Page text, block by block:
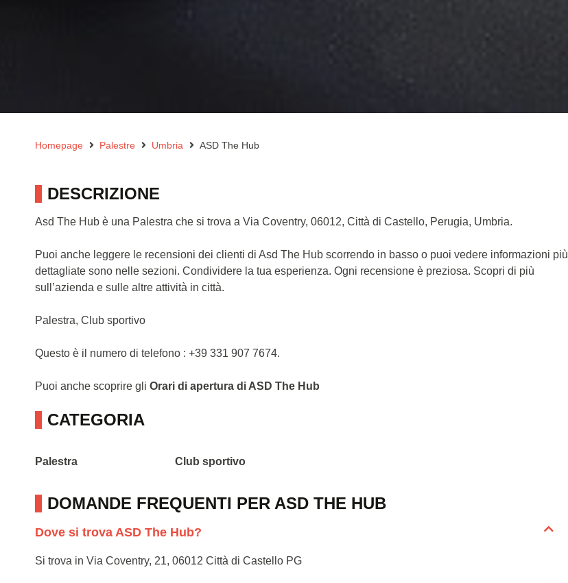
Homepage Palestre Umbria ASD The Hub
DESCRIZIONE
Asd The Hub è una Palestra che si trova a Via Coventry, 06012, Città di Castello, Perugia, Umbria.
Puoi anche leggere le recensioni dei clienti di Asd The Hub scorrendo in basso o puoi vedere informazioni più
dettagliate sono nelle sezioni. Condividere la tua esperienza. Ogni recensione è preziosa. Scopri di più
sull’azienda e sulle altre attività in città.
Palestra, Club sportivo
Questo è il numero di telefono : +39 331 907 7674.
Puoi anche scoprire gli Orari di apertura di ASD The Hub
CATEGORIA
Palestra Club sportivo
DOMANDE FREQUENTI PER ASD THE HUB
Dove si trova ASD The Hub?
Si trova in Via Coventry, 21, 06012 Città di Castello PG